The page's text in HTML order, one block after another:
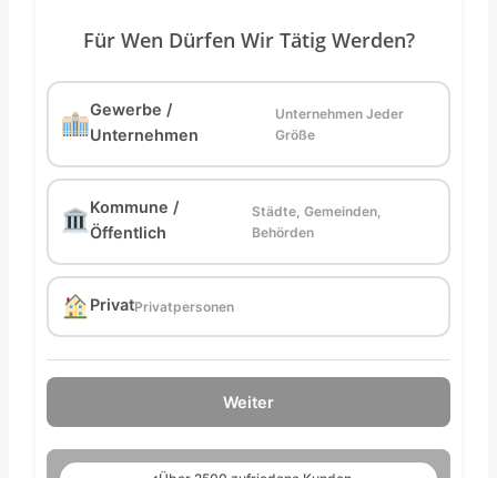
Für Wen Dürfen Wir Tätig Werden?
Gewerbe /
Unternehmen
Unternehmen Jeder
Größe
Kommune /
Öffentlich
Städte, Gemeinden,
Behörden
PrivatPrivatpersonen
Weiter